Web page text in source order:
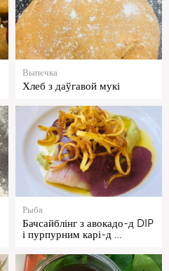
Выпечка
Хлеб з даўгавой мукі
Рыба
Бачсайблінг з авокадо-д DIP
і пурпурним карі-д …